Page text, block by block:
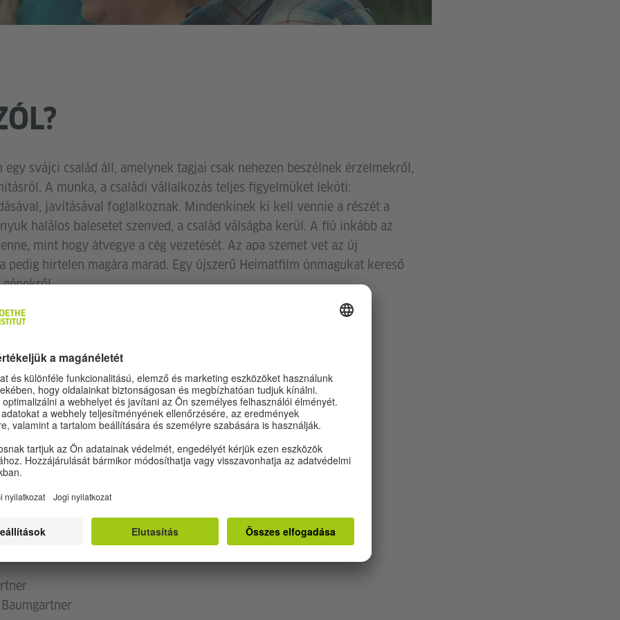
svájci család áll, amelynek tagjai csak nehezen beszélnek érzelmekről,
A munka, a családi vállalkozás teljes figyelmüket leköti:
javításával foglalkoznak. Mindenkinek ki kell vennie a részét a
halálos balesetet szenved, a család válságba kerül. A fiú inkább az
mint hogy átvegye a cég vezetését. Az apa szemet vet az új
pedig hirtelen magára marad. Egy újszerű Heimatfilm önmagukat kereső
2024 – New Directors Award